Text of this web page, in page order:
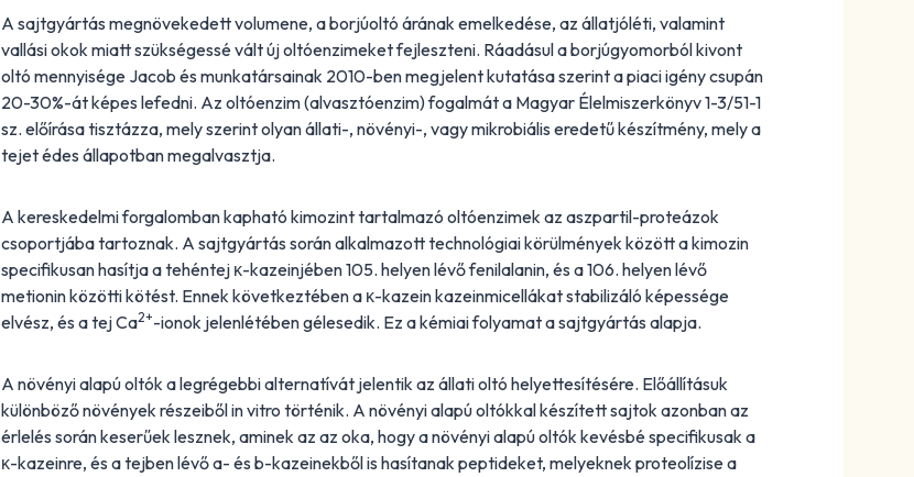
A sajtgyártás megnövekedett volumene, a borjúoltó árának emelkedése, az állatjóléti, valamint
vallási okok miatt szükségessé vált új oltóenzimeket fejleszteni. Ráadásul a borjúgyomorból kivont
oltó mennyisége Jacob és munkatársainak 2010-ben megjelent kutatása szerint a piaci igény csupán
20-30%-át képes lefedni. Az oltóenzim (alvasztóenzim) fogalmát a Magyar Élelmiszerkönyv 1-3/51-1
sz. előírása tisztázza, mely szerint olyan állati-, növényi-, vagy mikrobiális eredetű készítmény, mely a
tejet édes állapotban megalvasztja.
A kereskedelmi forgalomban kapható kimozint tartalmazó oltóenzimek az aszpartil-proteázok
csoportjába tartoznak. A sajtgyártás során alkalmazott technológiai körülmények között a kimozin
specifikusan hasítja a tehéntej κ-kazeinjében 105. helyen lévő fenilalanin, és a 106. helyen lévő
metionin közötti kötést. Ennek következtében a κ-kazein kazeinmicellákat stabilizáló képessége
elvész, és a tej Ca2+-ionok jelenlétében gélesedik. Ez a kémiai folyamat a sajtgyártás alapja.
A növényi alapú oltók a legrégebbi alternatívát jelentik az állati oltó helyettesítésére. Előállításuk
különböző növények részeiből in vitro történik. A növényi alapú oltókkal készített sajtok azonban az
érlelés során keserűek lesznek, aminek az az oka, hogy a növényi alapú oltók kevésbé specifikusak a
κ-kazeinre, és a tejben lévő a- és b-kazeinekből is hasítanak peptideket, melyeknek proteolízise a